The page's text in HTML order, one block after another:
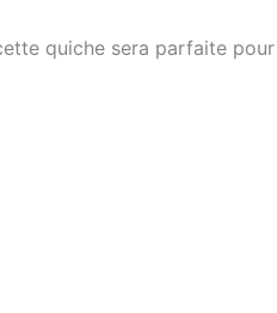
quiche sera parfaite